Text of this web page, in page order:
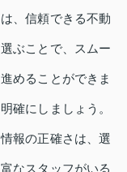
、信頼できる不動
ぶことで、スムー
めることができま
確にしましょう。
報の正確さは、選
なスタッフがいる